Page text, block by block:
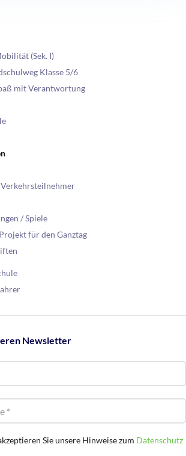
(Sek. I)
Klasse 5/6
mit Verantwortung
/ Spiele
für den Ganztag
Newsletter
Sie unsere Hinweise zum Datenschutz